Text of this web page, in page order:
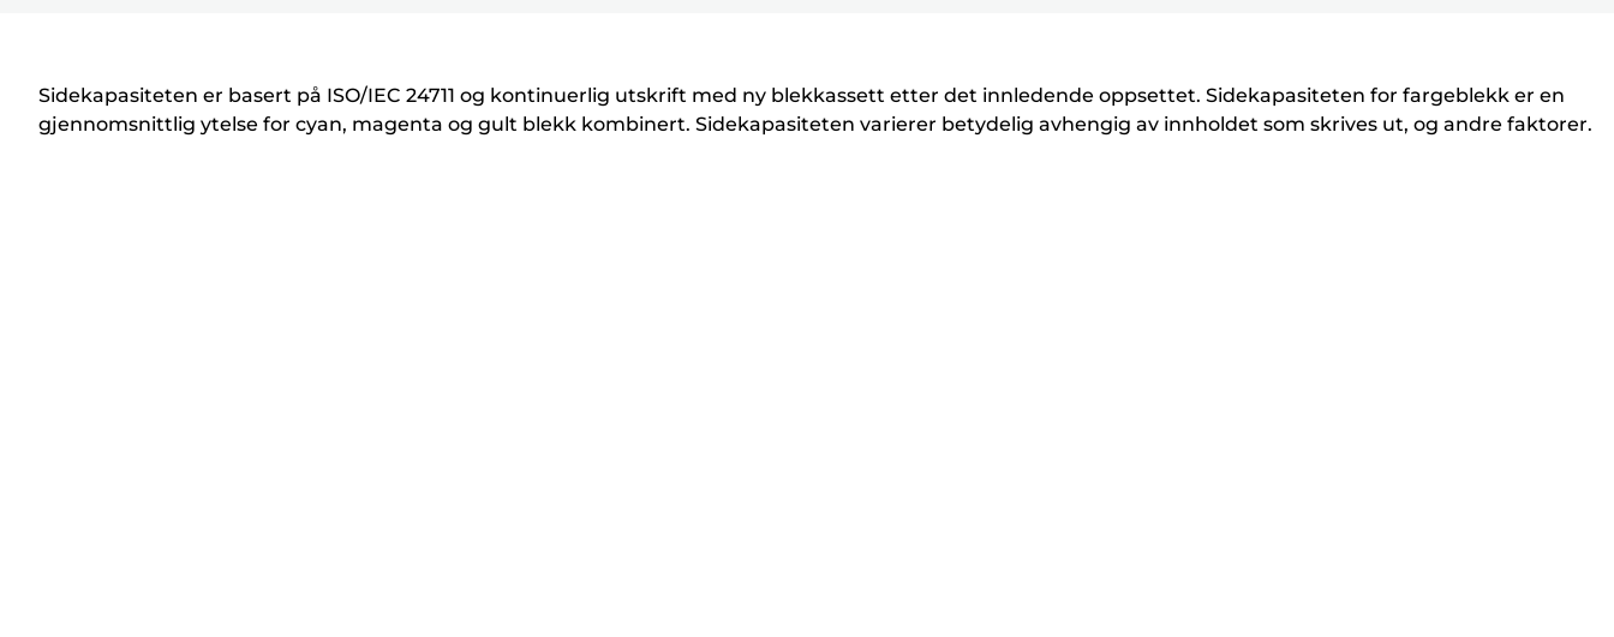
v
i
v
i
v
Sidekapasiteten er basert på ISO/IEC 24711 og kontinuerlig utskrift med ny blekkassett etter det innledende oppsettet. Sidekapasiteten for fargeblekk er en
gjennomsnittlig ytelse for cyan, magenta og gult blekk kombinert. Sidekapasiteten varierer betydelig avhengig av innholdet som skrives ut, og andre faktorer.